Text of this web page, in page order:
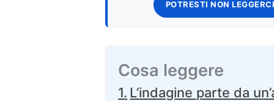
POTRESTI NON
Cosa leggere
L’indagine parte da